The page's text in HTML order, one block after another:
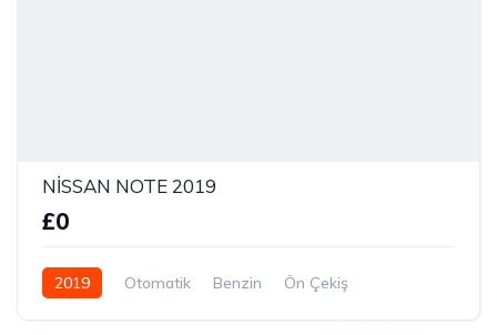
NİSSAN NOTE 2019
£0
2019 Otomatik Benzin Ön Çekiş